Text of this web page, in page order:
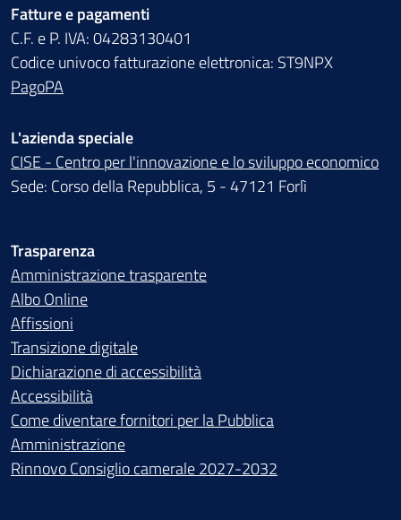
Fatture e pagamenti
C.F. e P. IVA: 04283130401
Codice univoco fatturazione elettronica: ST9NPX
PagoPA
L'azienda speciale
CISE - Centro per l'innovazione e lo sviluppo economico
Sede: Corso della Repubblica, 5 - 47121 Forlì
Trasparenza
Amministrazione trasparente
Albo Online
Affissioni
Transizione digitale
Dichiarazione di accessibilità
Accessibilità
Come diventare fornitori per la Pubblica
Amministrazione
Rinnovo Consiglio camerale 2027-2032